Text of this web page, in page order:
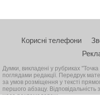
Корисні телефони
Думки, викладені у рубриках
поглядами редакції. Передрук
за умов розміщення у тексті
першого абзацу.
несе рекламодавець